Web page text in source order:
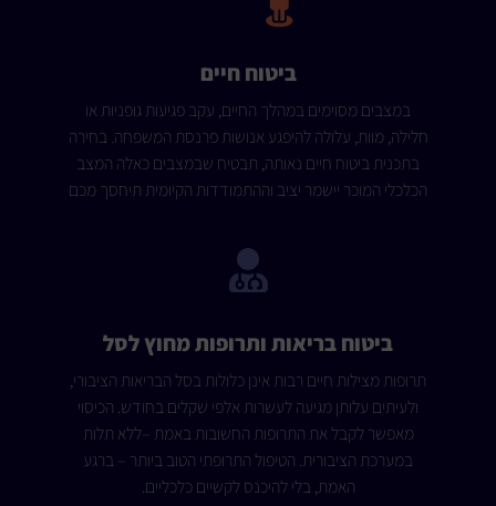
ביטוח חיים
במצבים מסוימים במהלך החיים, עקב פגיעות גופניות או
חלילה, מוות, עלולה להיפגע אנושות פרנסת המשפחה. בחירה
בתכנית ביטוח חיים נאותה, תבטיח שבמצבים כאלה המצב
הכלכלי המוכר יישמר יציב וההתמודדות הקיומית תיחסך מכם
ביטוח בריאות ותרופות מחוץ לסל
תרופות מצילות חיים רבות אינן כלולות בסל הבריאות הציבורי,
ולעיתים עלותן מגיעה לעשרות אלפי שקלים בחודש. הכיסוי
מאפשר לקבל את התרופות החשובות באמת –ללא תלות
במערכת הציבורית. הטיפול התרופתי הטוב ביותר – ברגע
האמת, בלי להיכנס לקשיים כלכליים.